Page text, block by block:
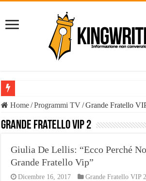
Il Diavolo: chi è davvero il fenomeno social
È vero il patrimonio del Diavolo Luca Di
Pasta Busiate: il simbolo della tradizione
Tutte le casistiche di Risarcimento Danni
Home/Programmi TV/Grande Fratello
Grande Fratello VIP 2
Giulia De Lellis: “Ecco Perché
Grande Fratello Vip”
Dicembre 16, 2017 Grande Fratello VIP 2